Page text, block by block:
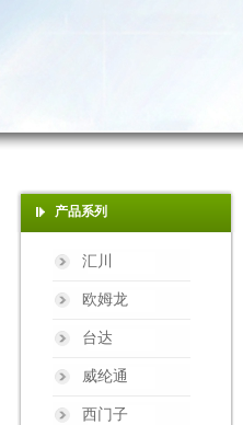
产品系列
汇川
欧姆龙
台达
威纶通
西门子